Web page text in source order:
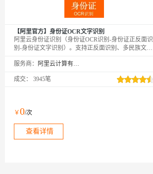
【阿里官方】身份证OCR文字识别
阿里云身份证识别（身份证OCR识别-身份证正反面识
别-身份证文字识别）。支持正反面识别、多民族文字
件、翻拍检测，图像智能旋转、畸变矫正、分辨率增
名、性别、出生日期、证件号码、住址、有效期限。
服务商： 阿里云计算有限公司
成交： 3945笔
￥0/次
查看详情